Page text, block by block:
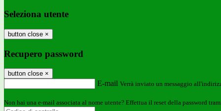
Seleziona utente
button close ×
Recupero password
button close ×
E-mail Verrà inviato un messaggio
Non hai una e-mail associata al nome utente? Effettua il reset della password